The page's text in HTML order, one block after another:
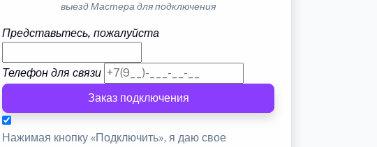
выезд Мастера для подключения
Представьтесь, пожалуйста
Телефон для связи
Заказ подключения
Нажимая кнопку «Подключить», я даю свое